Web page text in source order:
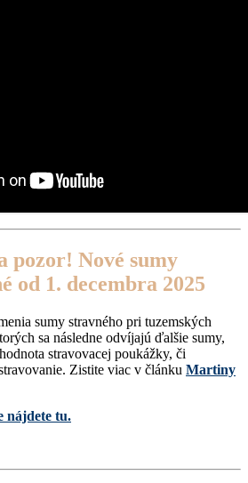
pozor! Nové sumy
od 1. decembra 2025
sumy stravného pri tuzemských
sa následne odvíjajú ďalšie sumy,
stravovacej poukážky, či
Zistite viac v článku Martiny
nájdete tu.